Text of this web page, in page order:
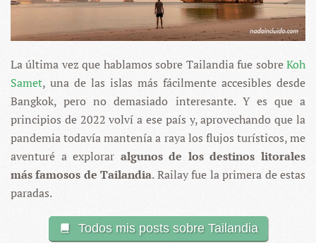
La última vez que hablamos sobre Tailandia fue sobreKoh
Samet, una de las islas más fácilmente accesibles desde
Bangkok, pero no demasiado interesante. Y es que a
principios de 2022 volví a ese país y, aprovechando que la
pandemia todavía mantenía a raya los flujos turísticos, me
aventuré a explorar algunos de los destinos litorales
más famosos de Tailandia. Railay fue la primera de estas
paradas.
Todos mis posts sobre Tailandia